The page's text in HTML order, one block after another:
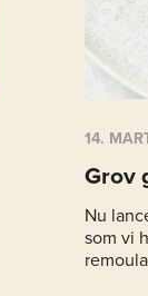
14.
Grov
Nu
som vi